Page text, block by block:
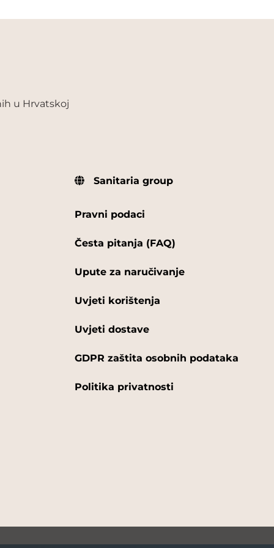
u Hrvatskoj
Sanitaria group
Pravni podaci
Česta pitanja (FAQ)
Upute za naručivanje
Uvjeti korištenja
Uvjeti dostave
GDPR zaštita osobnih podataka
Politika privatnosti